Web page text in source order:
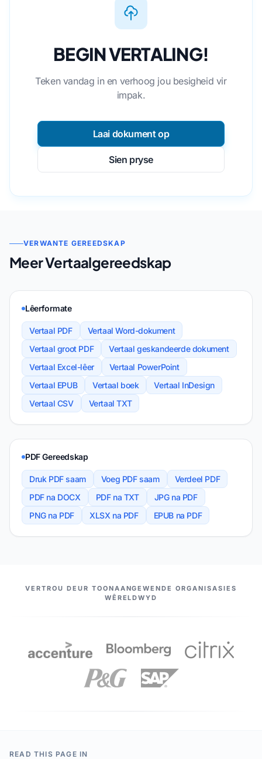
BEGIN VERTALING!
Teken vandag in en verhoog jou besigheid vir
impak.
Laai dokument op
Sien pryse
VERWANTE GEREEDSKAP
Meer Vertaalgereedskap
Lêerformate
Vertaal PDF
Vertaal Word-dokument
Vertaal groot PDF
Vertaal geskandeerde dokument
Vertaal Excel-lêer
Vertaal PowerPoint
Vertaal EPUB
Vertaal boek
Vertaal InDesign
Vertaal CSV
Vertaal TXT
PDF Gereedskap
Druk PDF saam Voeg PDF saam
Verdeel PDF
PDF na DOCX
PDF na TXT
JPG na PDF
PNG na PDF
XLSX na PDF EPUB na PDF
ONS VENNOTE
VERTROU DEUR TOONAANGEWENDE ORGANISASIES
WÊRELDWYD
READ THIS PAGE IN